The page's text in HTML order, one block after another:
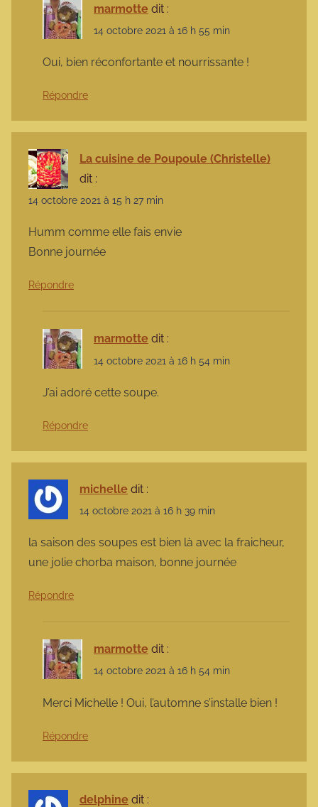
marmotte dit :
14 octobre 2021 à 16 h 55 min
Oui, bien réconfortante et nourrissante !
Répondre
La cuisine de Poupoule (Christelle)
dit :
14 octobre 2021 à 15 h 27 min
Humm comme elle fais envie
Bonne journée
Répondre
marmotte dit :
14 octobre 2021 à 16 h 54 min
J’ai adoré cette soupe.
Répondre
michelle dit :
14 octobre 2021 à 16 h 39 min
la saison des soupes est bien là avec la fraicheur,
une jolie chorba maison, bonne journée
Répondre
marmotte dit :
14 octobre 2021 à 16 h 54 min
Merci Michelle ! Oui, l’automne s’installe bien !
Répondre
delphine dit :